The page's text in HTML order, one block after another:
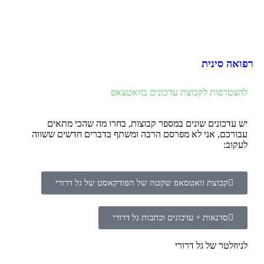
רפואה סינית
להצטרפות לקבוצת עדכונים בוואטצאפ
יש עדכונים שונים במספר קבוצות, בחרו מה שהכי מתאים
עבורכם, אני לא מפרסם הרבה ומשתף בדברים חדשים ששווה
לעקוב:
קבוצת וואטסאפ שקטה של הפודקאסט של גל דרורי
סדנאות + עדכונים וכתבות גל דרורי
לניוזלטר של גל דרורי